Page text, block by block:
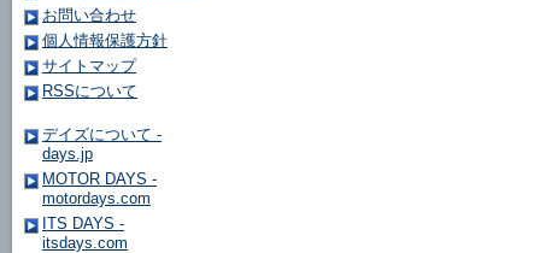
お問い合わせ
個人情報保護方針
サイトマップ
RSSについて
デイズについて -
days.jp
MOTOR DAYS -
motordays.com
ITS DAYS -
itsdays.com